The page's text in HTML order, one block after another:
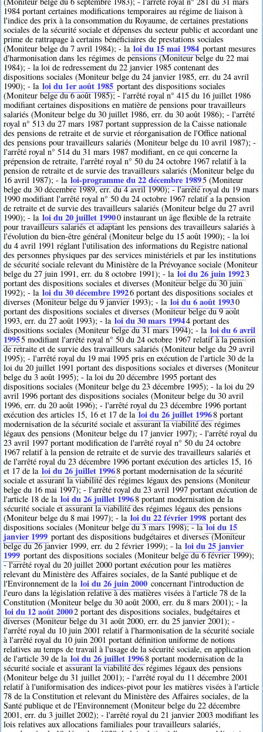
1984 portant certaines modifications temporaires au régime de liaison à
l'indice des prix à la consommation du Royaume, de certaines prestations
sociales de la sécurité sociale et dépenses du secteur public et accordant une
prime de rattrapage à certains bénéficiaires de prestations sociales
(Moniteur belge du 7 avril 1984); - la loi du 15 mai 1984 portant mesures
d'harmonisation dans les régimes de pensions (Moniteur belge du 22 mai
1984); - la loi de redressement du 22 janvier 1985 contenant des
dispositions sociales (Moniteur belge du 24 janvier 1985, err. du 24 avril
1990); - la loi du 1er août 1985 portant des dispositions sociales
(Moniteur belge du 6 août 1985); - l'arrêté royal n° 415 du 16 juillet 1986
modifiant certaines dispositions en matière de pensions pour travailleurs
salariés (Moniteur belge du 30 juillet 1986, err. du 30 août 1986); - l'arrêté
royal n° 513 du 27 mars 1987 portant suppression de la Caisse nationale
des pensions de retraite et de survie et réorganisation de l'Office national
des pensions pour travailleurs salariés (Moniteur belge du 10 avril 1987); -
l'arrêté royal n° 514 du 31 mars 1987 modifiant, en ce qui concerne la
prépension de retraite, l'arrêté royal n° 50 du 24 octobre 1967 relatif à la
pension de retraite et de survie des travailleurs salariés (Moniteur belge du
16 avril 1987); - la loi-programme du 22 décembre 19895 (Moniteur
belge du 30 décembre 1989, err. du 4 avril 1990); - l'arrêté royal du 19 mars
1990 modifiant l'arrêté royal n° 50 du 24 octobre 1967 relatif a la pension
de retraite et de survie des travailleurs salariés (Moniteur belge du 27 avril
1990); - la loi du 20 juillet 19900 instaurant un âge flexible de la retraite
pour travailleurs salariés et adaptant les pensions des travailleurs salariés à
l'évolution du bien-être général (Moniteur belge du 15 août 1990); - la loi
du 4 avril 1991 réglant l'utilisation des informations du Registre national
des personnes physiques par des services ministériels et par les institutions
de sécurité sociale relevant du Ministère de la Prévoyance sociale (Moniteur
belge du 27 juin 1991, err. du 8 octobre 1991); - la loi du 26 juin 19923
portant des dispositions sociales et diverses (Moniteur belge du 30 juin
1992); - la loi du 30 décembre 19926 portant des dispositions sociales et
diverses (Moniteur belge du 9 janvier 1993); - la loi du 6 août 19930
portant des dispositions sociales et diverses (Moniteur belge du 9 août
1993, err. du 27 août 1993); - la loi du 30 mars 19944 portant des
dispositions sociales (Moniteur belge du 31 mars 1994); - la loi du 6 avril
19955 modifiant l'arrêté royal n° 50 du 24 octobre 1967 relatif à la pension
de retraite et de survie des travailleurs salariés (Moniteur belge du 29 avril
1995); - l'arrêté royal du 19 mai 1995 pris en exécution de l'article 30 de la
loi du 20 juillet 1991 portant des dispositions sociales et diverses (Moniteur
belge du 3 août 1995); - la loi du 20 décembre 1995 portant des
dispositions sociales (Moniteur belge du 23 décembre 1995); - la loi du 29
avril 1996 portant des dispositions sociales (Moniteur belge du 30 avril
1996, err. du 20 août 1996); - l'arrêté royal du 23 décembre 1996 portant
exécution des articles 15, 16 et 17 de laloi du 26 juillet 19968 portant
modernisation de la sécurité sociale et assurant la viabilité des régimes
légaux des pensions (Moniteur belge du 17 janvier 1997); - l'arrêté royal du
23 avril 1997 portant modification de l'arrêté royal n° 50 du 24 octobre
1967 relatif à la pension de retraite et de survie des travailleurs salariés et
de l'arrêté royal du 23 décembre 1996 portant exécution des articles 15, 16
et 17 de la loi du 26 juillet 19968 portant modernisation de la sécurité
sociale et assurant la viabilité des régimes légaux des pensions (Moniteur
belge du 16 mai 1997); - l'arrêté royal du 23 avril 1997 portant exécution de
l'article 18 de la loi du 26 juillet 19968 portant modernisation de la
sécurité sociale et assurant la viabilité des régimes légaux des pensions
(Moniteur belge du 8 mai 1997); - la loi du 22 février 1998 portant des
dispositions sociales (Moniteur belge du 3 mars 1998); - laloi du 15
janvier 1999 portant des dispositions budgétaires et diverses (Moniteur
belge du 26 janvier 1999, err. du 2 février 1999); - la loi du 25 janvier
1999 portant des dispositions sociales (Moniteur belge du 6 février 1999);
- l'arrêté royal du 20 juillet 2000 portant exécution pour les matières
relevant du Ministère des Affaires sociales, de la Santé publique et de
l'Environnement de la loi du 26 juin 2000 concernant l'introduction de
l'euro dans la législation relative à des matières visées à l'article 78 de la
Constitution (Moniteur belge du 30 août 2000, err. du 8 mars 2001); - la
loi du 12 août 20002 portant des dispositions sociales, budgétaires et
diverses (Moniteur belge du 31 août 2000, err. du 25 janvier 2001); -
l'arrêté royal du 10 juin 2001 relatif à l'harmonisation de la sécurité sociale
à l'arrêté royal du 10 juin 2001 portant définition uniforme de notions
relatives au temps de travail à l'usage de la sécurité sociale, en application
de l'article 39 de la loi du 26 juillet 19968 portant modernisation de la
sécurité sociale et assurant la viabilité des régimes légaux des pensions
(Moniteur belge du 31 juillet 2001); - l'arrêté royal du 11 décembre 2001
relatif à l'uniformisation des indices-pivot pour les matières visées à l'article
78 de la Constitution et relevant du Ministère des Affaires sociales, de la
Santé publique et de l'Environnement (Moniteur belge du 22 décembre
2001, err. du 3 juillet 2002); - l'arrêté royal du 21 janvier 2003 modifiant les
lois relatives aux allocations familiales pour travailleurs salariés,